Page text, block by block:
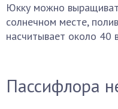
Юкку можно
солнечном месте,
насчитывает около 40
Пассифлора